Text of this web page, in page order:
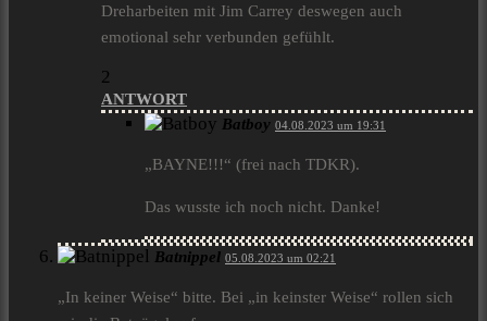
Dreharbeiten mit Jim Carrey deswegen auch
emotional sehr verbunden gefühlt.
2
ANTWORT
Batboy 04.08.2023 um 19:31
„BAYNE!!!“ (frei nach TDKR).
Das wusste ich noch nicht. Danke!
Batnippel 05.08.2023 um 02:21
„In keiner Weise“ bitte. Bei „in keinster Weise“ rollen sich